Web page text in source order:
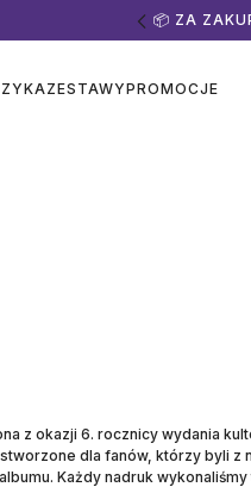
📦 ZA
ZESTAWYPROMOCJE
z okazji 6. rocznicy wydania
dla fanów, którzy byli
Każdy nadruk